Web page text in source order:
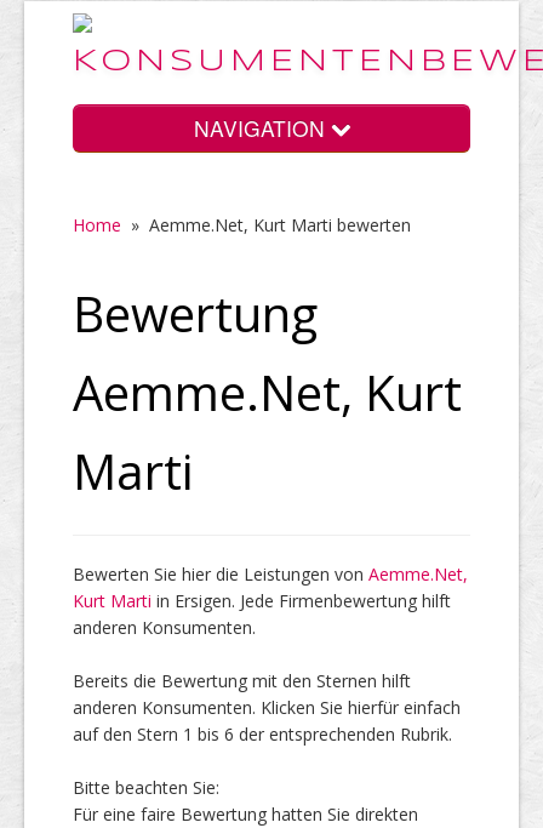
NAVIGATION
Home
Vorteile
Top Firmen
Über uns
Home » Aemme.Net, Kurt Marti bewerten
Bewertung
Aemme.Net, Kurt
Marti
Bewerten Sie hier die Leistungen von Aemme.Net,
Kurt Marti in Ersigen. Jede Firmenbewertung hilft
anderen Konsumenten.
Bereits die Bewertung mit den Sternen hilft
anderen Konsumenten. Klicken Sie hierfür einfach
auf den Stern 1 bis 6 der entsprechenden Rubrik.
Bitte beachten Sie:
Für eine faire Bewertung hatten Sie direkten